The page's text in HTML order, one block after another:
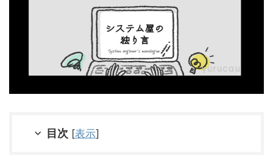
目次 [表示]